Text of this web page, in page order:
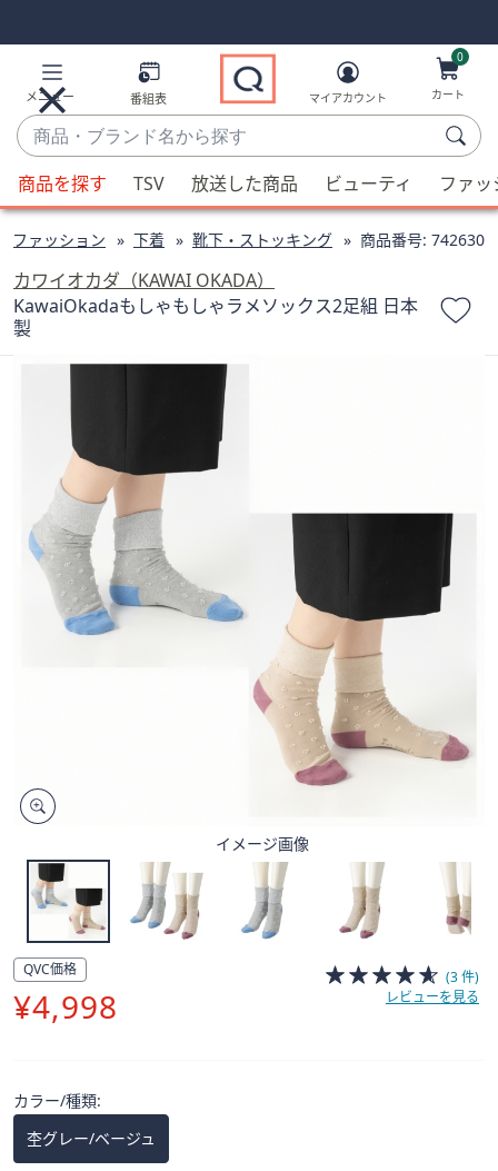
Links
Links2
メニュー 番組表
商
品・
ブ
ラ
ン
名
か
ら
候
補
利
用
可
能
印
デ
バ
ス
で
右
に
ス
ワ
し
て
閲
マイアカウント
0
カート
商品を探す TSV 放送した商品 ビューティ ファ
ファッション 下着 靴下・ストッキング 商品番号: 742630
カワイオカダ（KAWAI OKADA）
KawaiOkadaもしゃもしゃラメソックス2足組 日本
製
イメージ画像
QVC価格
削
¥4,998
(3 件)
レビューを見る
カラー/種類:
杢グレー/ベージュ